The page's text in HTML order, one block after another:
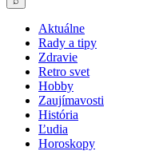
Aktuálne
Rady a tipy
Zdravie
Retro svet
Hobby
Zaujímavosti
História
Ľudia
Horoskopy